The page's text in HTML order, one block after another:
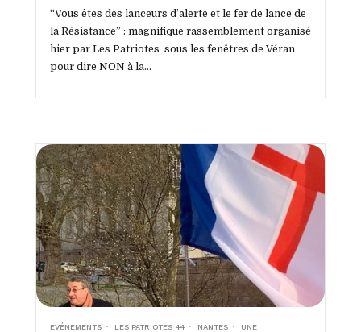
“Vous êtes des lanceurs d’alerte et le fer de lance de
la Résistance” : magnifique rassemblement organisé
hier par Les Patriotes sous les fenêtres de Véran
pour dire NON à la...
EVÉNEMENTS LES PATRIOTES 44 NANTES
UNE